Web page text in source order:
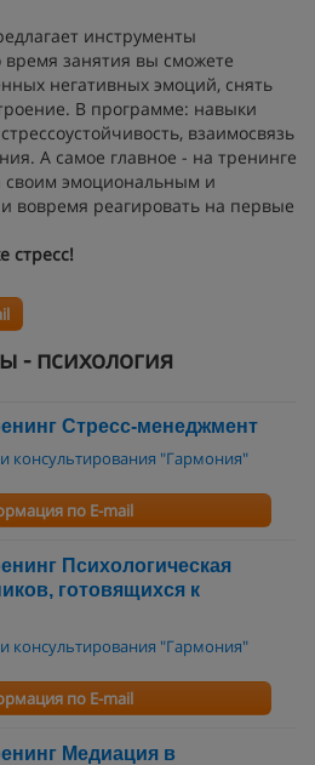
инструменты
время занятия вы сможете
негативных эмоций, снять
В программе: навыки
взаимосвязь
А самое главное - на тренинге
своим эмоциональным и
вовремя реагировать на первые
стресс!
- психология
Стресс-менеджмент
консультирования "Гармония"
по E-mail
Психологическая
готовящихся к
консультирования "Гармония"
по E-mail
Медиация в